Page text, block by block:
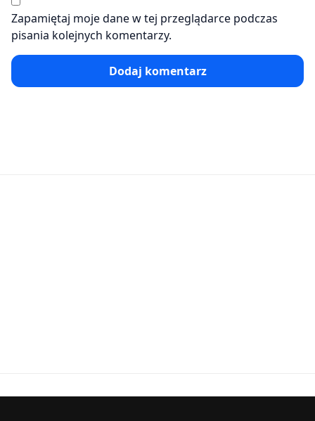
Zapamiętaj moje dane w tej przeglądarce podczas
pisania kolejnych komentarzy.
Dodaj komentarz